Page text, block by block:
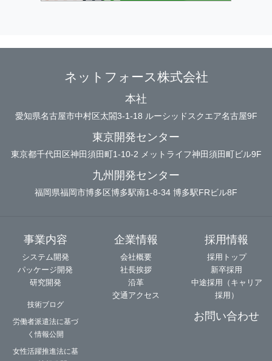
ネットフォース株式会社
本社
愛知県名古屋市中村区太閤3-1-18 ルーシッドスクエア名古屋9F
東京開発センター
東京都千代田区神田須田町1-10-2 メットライフ神田須田町ビル9F
九州開発センター
福岡県福岡市博多区博多駅南1-8-34 博多駅FRビル8F
事業内容
システム開発
パッケージ開発
研究開発
技術ブログ
労働者派遣法に基づ
く情報公開
女性活躍推進法に基
企業情報
会社概要
社長挨拶
沿革
交通アクセス
採用情報
採用トップ
新卒採用
中途採用（キャリア
採用）
お問い合わせ